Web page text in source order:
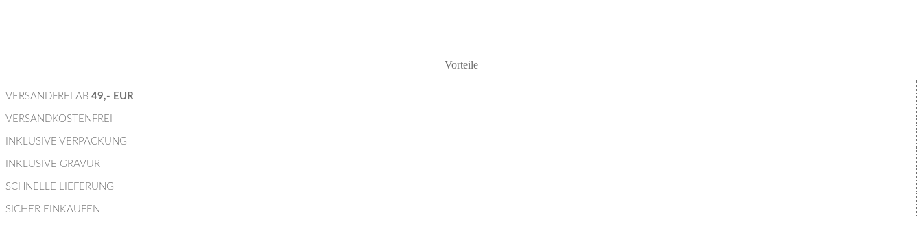
Vorteile
VERSANDFREI AB 49,- EUR
VERSANDKOSTENFREI
INKLUSIVE VERPACKUNG
INKLUSIVE GRAVUR
SCHNELLE LIEFERUNG
SICHER EINKAUFEN